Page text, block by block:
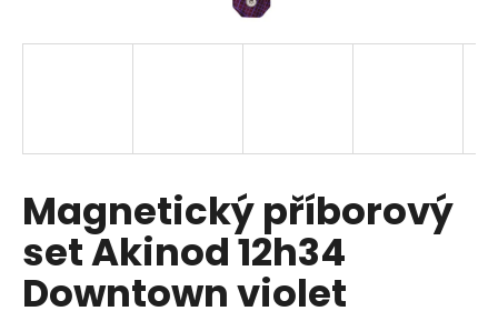
Magnetický příborový
set Akinod 12h34
Downtown violet
j
?
HLEDAT